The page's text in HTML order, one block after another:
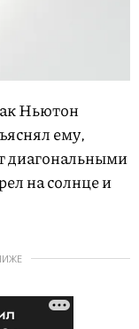
Ньютон
ему,
диагональными
на солнце и